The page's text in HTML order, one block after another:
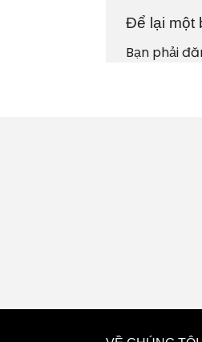
Để lại một
Bạn phải